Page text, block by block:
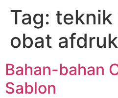
Tag: teknik
obat
Bahan-bahan
Sablon